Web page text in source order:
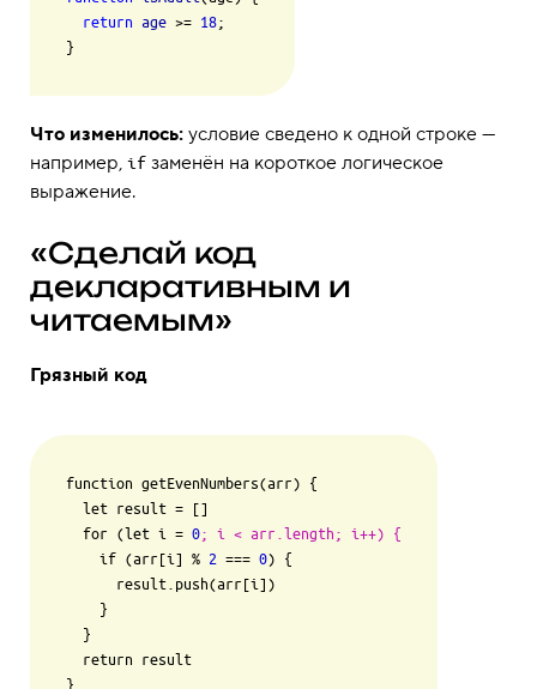
return
age >= 18;
}
Что изменилось: условие сведено к одной строке —
например, if заменён на короткое логическое
выражение.
«Сделай код
декларативным и
читаемым»
Грязный код
function getEvenNumbers(arr) {
  let result
= []
  for (let i
= 0; i < arr.length; i++) {
    if (arr[i] %
2 === 0) {
}